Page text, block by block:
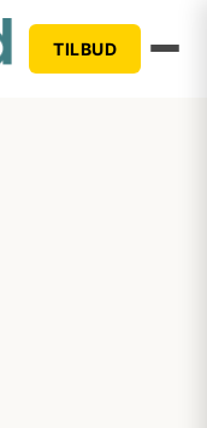
TILBUD